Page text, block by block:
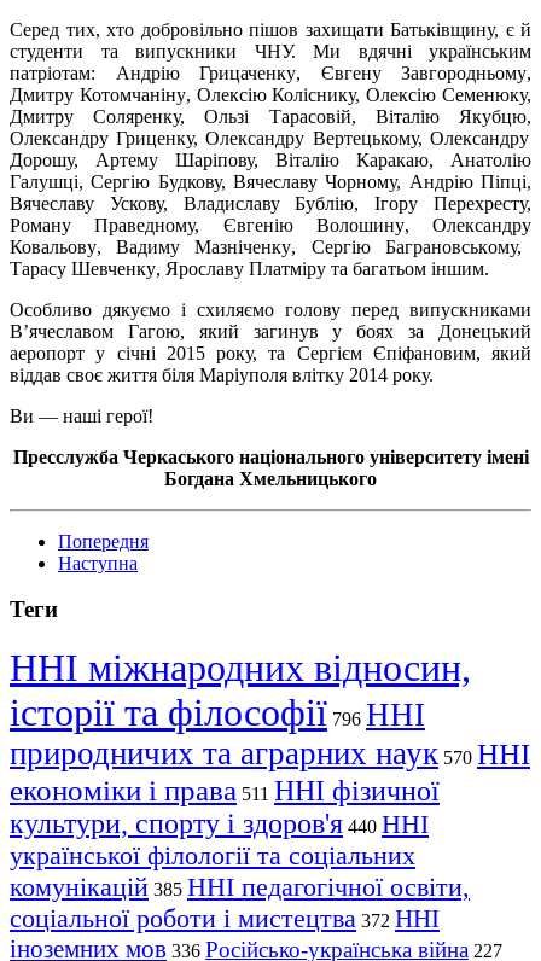
Серед тих, хто добровільно пішов захищати Батьківщину, є й
студенти та випускники ЧНУ.Ми вдячні українським
патріотам: АндріюГрицаченку, ЄвгенуЗавгородньому,
Дмитру Котомчаніну, ОлексіюКоліснику, Олексію Семенюку,
Дмитру Соляренку, Ользі Тарасовій, Віталію Якубцю,
Олександру Гриценку, Олександру Вертецькому, Олександру
Дорошу, Артему Шаріпову, Віталію Каракаю, Анатолію
Галушці, Сергію Будкову, Вячеславу Чорному, Андрію Піпці,
Вячеславу Ускову, Владиславу Бублію, Ігору Перехресту,
Роману Праведному, Євгенію Волошину, Олександру
Ковальову, Вадиму Мазніченку, СергіюБаграновському,
Тарасу Шевченку, Ярославу Платміру та багатьом іншим.
Особливо дякуємо і схиляємо голову перед випускниками
В’ячеславом Гагою, який загинув у боях за Донецький
аеропорт у січні 2015 року, та Сергієм Єпіфановим, який
віддав своє життя біля Маріуполя влітку 2014 року.
Ви — наші герої!
Пресслужба Черкаського національного університету імені
Богдана Хмельницького
Попередня
Наступна
Теги
ННІ міжнародних відносин,
історії та філософії 796 ННІ
природничих та аграрних наук 570 ННІ
економіки і права 511 ННІ фізичної
культури, спорту і здоров'я 440 ННІ
української філології та соціальних
комунікацій 385 ННІ педагогічної освіти,
соціальної роботи і мистецтва 372 ННІ
іноземних мов 336 Російсько-українська війна 227